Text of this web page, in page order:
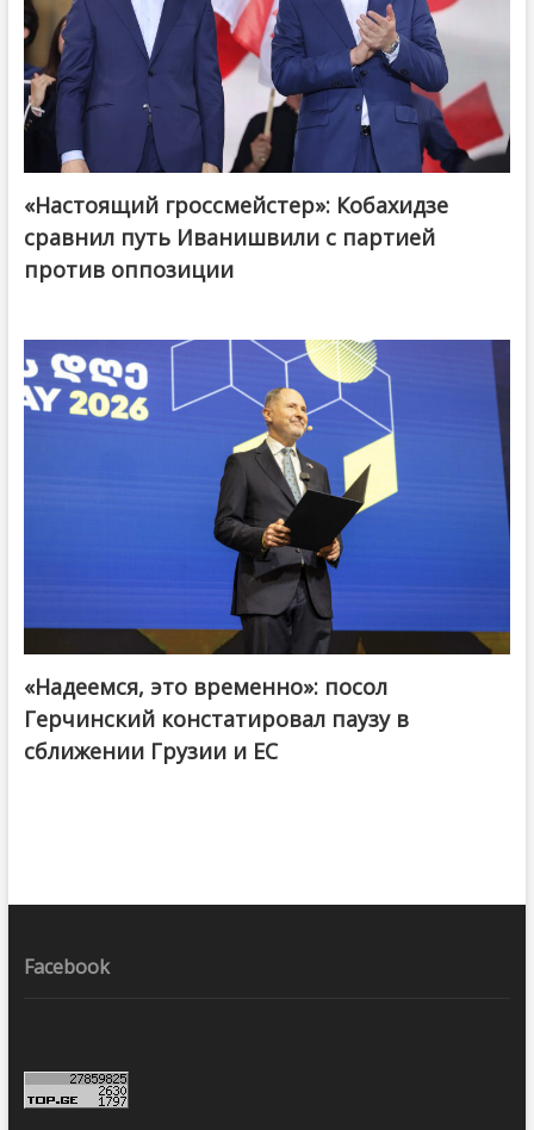
@ქართული ოცნება / Georgian Dream
«Настоящий гроссмейстер»: Кобахидзе
сравнил путь Иванишвили с партией
против оппозиции
«Надеемся, это временно»: посол
Герчинский констатировал паузу в
сближении Грузии и ЕС
Facebook